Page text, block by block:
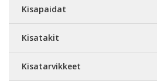
Kisapaidat
Kisatakit
Kisatarvikkeet